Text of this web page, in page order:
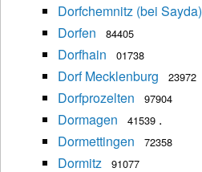
Dorfchemnitz (bei Sayda)
Dorfen 84405
Dorfhain 01738
Dorf Mecklenburg 23972
Dorfprozelten 97904
Dormagen 41539 .
Dormettingen
72358
Dormitz 91077